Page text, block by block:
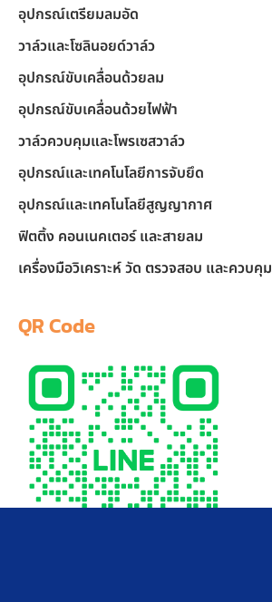
อุปกรณ์เตรียมลมอัด
วาล์วและโซลินอยด์วาล์ว
อุปกรณ์ขับเคลื่อนด้วยลม
อุปกรณ์ขับเคลื่อนด้วยไฟฟ้า
วาล์วควบคุมและโพรเซสวาล์ว
อุปกรณ์และเทคโนโลยีการจับยึด
อุปกรณ์และเทคโนโลยีสูญญากาศ
ฟิตติ้ง คอนเนคเตอร์ และสายลม
เครื่องมือวิเคราะห์ วัด ตรวจสอบ และควบคุม
QR Code